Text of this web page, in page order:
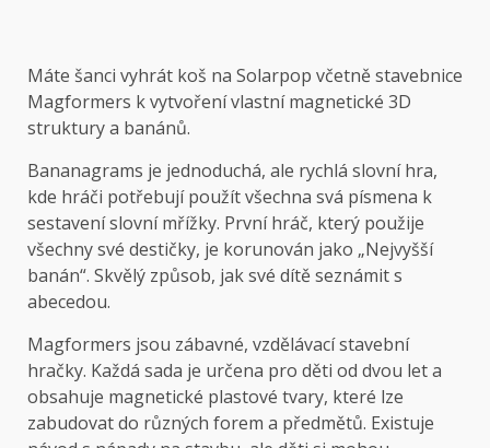
Máte šanci vyhrát koš na Solarpop včetně stavebnice
Magformers k vytvoření vlastní magnetické 3D
struktury a banánů.
Bananagrams je jednoduchá, ale rychlá slovní hra,
kde hráči potřebují použít všechna svá písmena k
sestavení slovní mřížky. První hráč, který použije
všechny své destičky, je korunován jako „Nejvyšší
banán“. Skvělý způsob, jak své dítě seznámit s
abecedou.
Magformers jsou zábavné, vzdělávací stavební
hračky. Každá sada je určena pro děti od dvou let a
obsahuje magnetické plastové tvary, které lze
zabudovat do různých forem a předmětů. Existuje